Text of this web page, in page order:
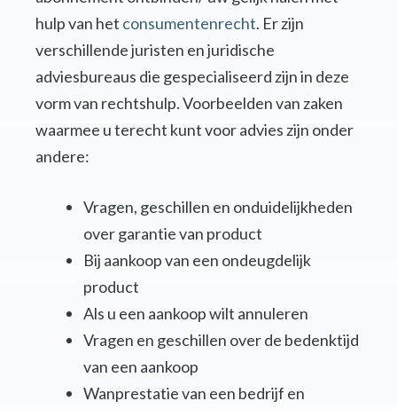
hulp van het consumentenrecht. Er zijn
verschillende juristen en juridische
adviesbureaus die gespecialiseerd zijn in deze
vorm van rechtshulp. Voorbeelden van zaken
waarmee u terecht kunt voor advies zijn onder
andere:
Vragen, geschillen en onduidelijkheden
over garantie van product
Bij aankoop van een ondeugdelijk
product
Als u een aankoop wilt annuleren
Vragen en geschillen over de bedenktijd
van een aankoop
Wanprestatie van een bedrijf en